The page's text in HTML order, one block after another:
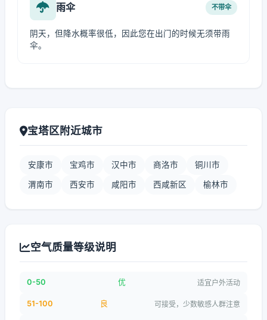
雨伞 不带伞
阴天，但降水概率很低，因此您在出门的时候无须带雨
伞。
宝塔区附近城市
安康市 宝鸡市 汉中市 商洛市 铜川市
渭南市 西安市 咸阳市 西咸新区 榆林市
空气质量等级说明
0-50 优 适宜户外活动
51-100 良 可接受，少数敏感人群注意